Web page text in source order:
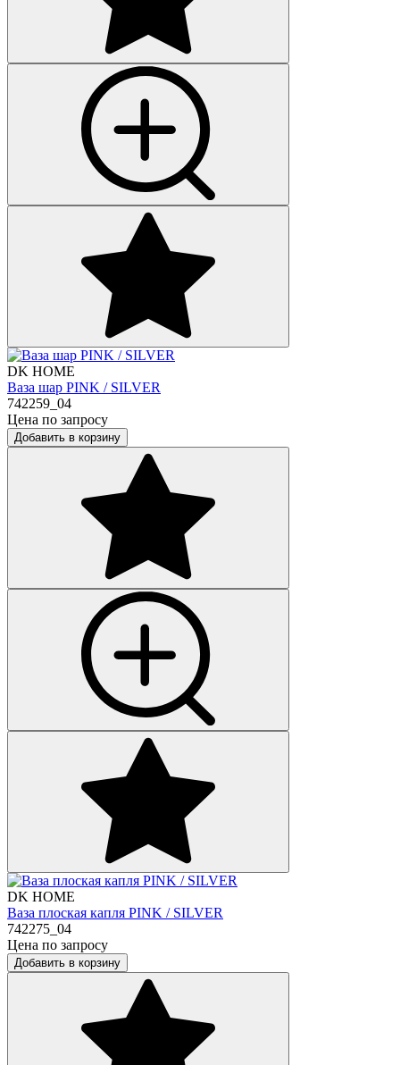
DK HOME
Ваза шар PINK / SILVER
742259_04
Цена по запросу
Добавить в корзину
DK HOME
Ваза плоская капля PINK / SILVER
742275_04
Цена по запросу
Добавить в корзину